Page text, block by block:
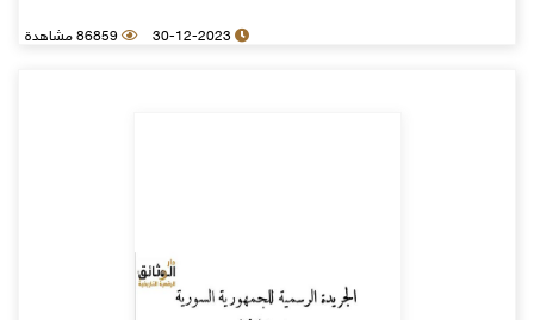
30-12-2023 86859 مشاهدة